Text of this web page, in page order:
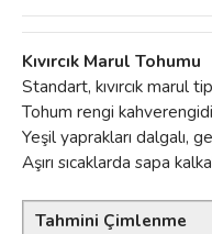
Kıvırcık Marul Tohumu
Standart, kıvırcık marul
Tohum rengi
Yeşil yaprakları dalgalı,
Aşırı sıcaklarda sapa
Tahmini Çimlenme